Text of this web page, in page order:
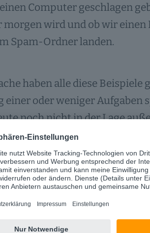
Computer geschlagen
wird und ob wir einen
Spam-Ordner landen.
haben alle diese
einer oder weniger
noch nicht in der Lage
wurden.
„starke künstliche
verglichen werden
zum Thema